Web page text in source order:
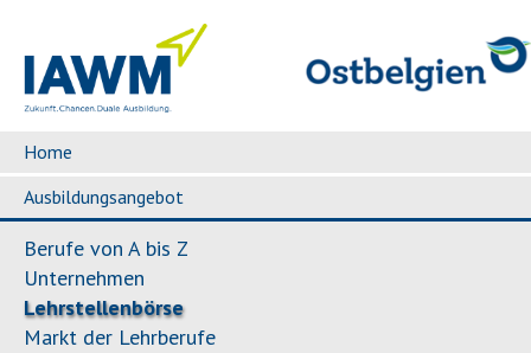
Home
Ausbildungsangebot
Berufe von A bis Z
Unternehmen
Lehrstellenbörse
Markt der Lehrberufe